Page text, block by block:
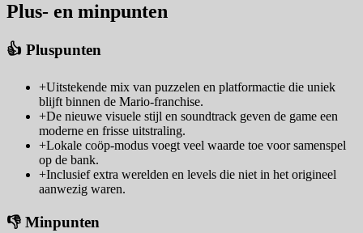
Plus- en minpunten
👍 Pluspunten
+Uitstekende mix van puzzelen en platformactie die uniek
blijft binnen de Mario-franchise.
+De nieuwe visuele stijl en soundtrack geven de game een
moderne en frisse uitstraling.
+Lokale coöp-modus voegt veel waarde toe voor samenspel
op de bank.
+Inclusief extra werelden en levels die niet in het origineel
aanwezig waren.
👎 Minpunten